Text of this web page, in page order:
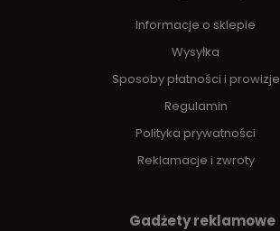
Informacje o sklepie
Wysyłka
Sposoby płatności i prowizje
Regulamin
Polityka prywatności
Reklamacje i zwroty
Gadżety reklamowe